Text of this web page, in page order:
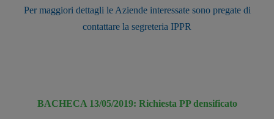
Per maggiori dettagli le Aziende interessate sono pregate di
contattare la segreteria IPPR
BACHECA 13/05/2019: Richiesta PP densificato